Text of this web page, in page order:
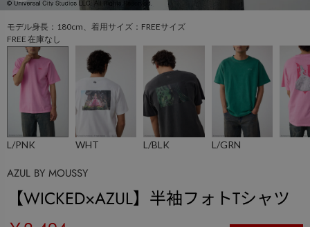
モデル身長：180cm、着用サイズ：FREEサイズ
FREE 在庫なし
L/PNK WHT L/BLK L/GRN
AZUL BY MOUSSY
【WICKED×AZUL】半袖フォトTシャツ